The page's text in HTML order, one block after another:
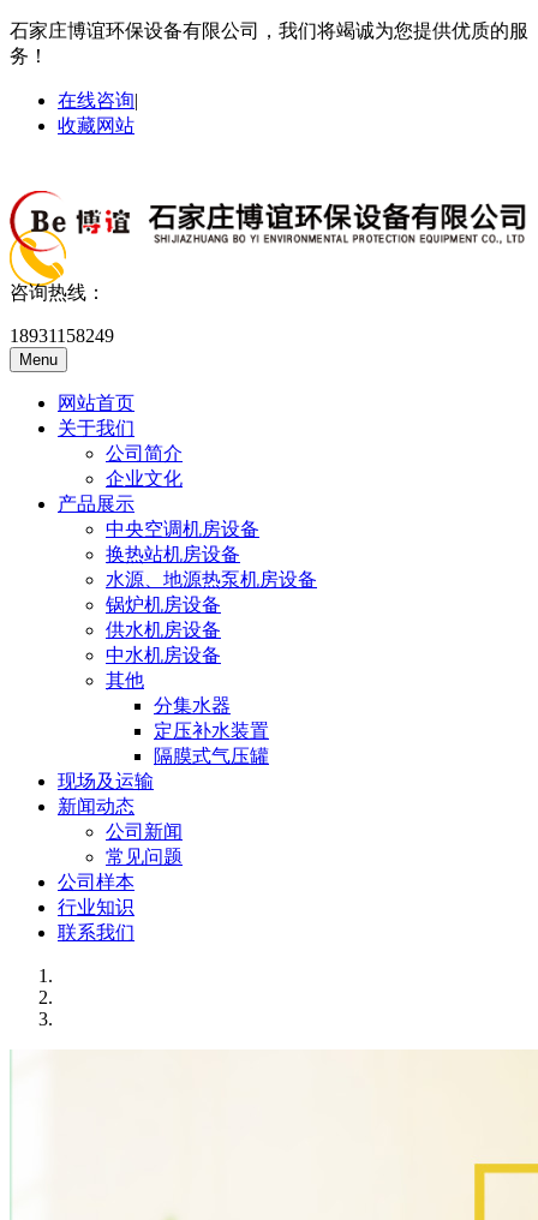
石家庄博谊环保设备有限公司，我们将竭诚为您提供优质的服
务！
在线咨询|
收藏网站
咨询热线：
18931158249
Menu
网站首页
关于我们
公司简介
企业文化
产品展示
中央空调机房设备
换热站机房设备
水源、地源热泵机房设备
锅炉机房设备
供水机房设备
中水机房设备
其他
分集水器
定压补水装置
隔膜式气压罐
现场及运输
新闻动态
公司新闻
常见问题
公司样本
行业知识
联系我们